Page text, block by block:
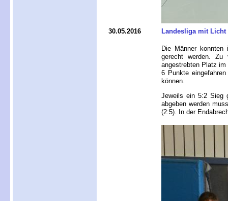
30.05.2016 Landesliga mit Licht
Die Männer konnten
gerecht werden. Zu
angestrebten Platz
6 Punkte
können.
Jeweils ein 5:2 Sieg
abgeben werden
(2:5). In der